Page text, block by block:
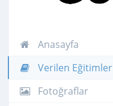
Anasayfa
Verilen Eğitimler
Fotoğraflar